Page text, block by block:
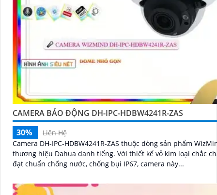
CAMERA BÁO ĐỘNG DH-IPC-HDBW4241R-ZAS
30%
Liên Hệ
Camera DH-IPC-HDBW4241R-ZAS thuộc dòng sản phẩm
thương hiệu Dahua danh tiếng. Với thiết kế vỏ kim loại chắc chắn và
đạt chuẩn chống nước, chống bụi IP67, camera này...